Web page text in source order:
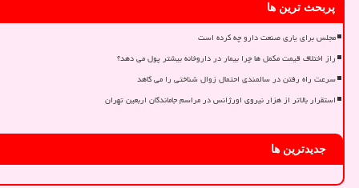
پربحث ترین ها
مجلس برای یاری صنعت دارو چه کرده است
راز اختلاف قیمت مکمل ها چرا بیمار در داروخانه بیشتر پول می دهد؟
سرعت راه رفتن در سالمندی احتمال زوال شناختی را می کاهد
استقرار بالاتر از هزار نیروی اورژانس در مراسم جاماندگان اربعین تهران
جدیدترین ها